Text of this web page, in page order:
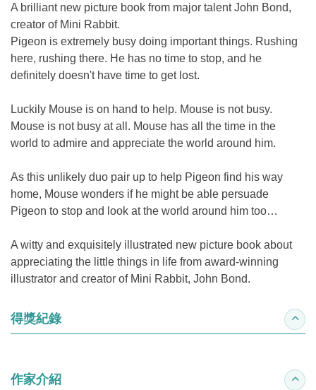
A brilliant new picture book from major talent John Bond,
creator of Mini Rabbit.
Pigeon is extremely busy doing important things. Rushing
here, rushing there. He has no time to stop, and he
definitely doesn't have time to get lost.
Luckily Mouse is on hand to help. Mouse is not busy.
Mouse is not busy at all. Mouse has all the time in the
world to admire and appreciate the world around him.
As this unlikely duo pair up to help Pigeon find his way
home, Mouse wonders if he might be able persuade
Pigeon to stop and look at the world around him too…
A witty and exquisitely illustrated new picture book about
appreciating the little things in life from award-winning
illustrator and creator of Mini Rabbit, John Bond.
得獎紀錄 收合
作家介紹 收合